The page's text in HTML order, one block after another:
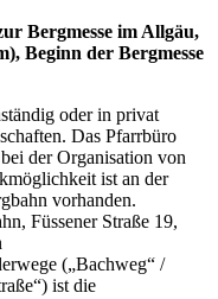
Bergmesse im Allgäu,
Beginn der Bergmesse
oder in privat
Das Pfarrbüro
der Organisation von
ist an der
vorhanden.
Füssener Straße 19,
(„Bachweg“ /
ist die